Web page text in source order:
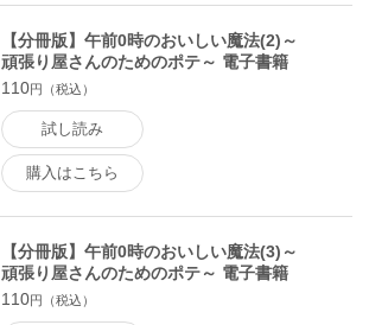
【分冊版】午前0時のおいしい魔法(2)～
頑張り屋さんのためのポテ～ 電子書籍
版
110円（税込）
試し読み
購入はこちら
【分冊版】午前0時のおいしい魔法(3)～
頑張り屋さんのためのポテ～ 電子書籍
版
110円（税込）